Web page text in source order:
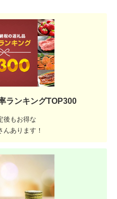
ランキングTOP300
後もお得な
あります！